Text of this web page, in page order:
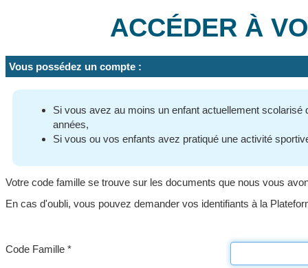
ACCÉDER À
Vous possédez un compte :
Si vous avez au moins un enfant actuellement
années,
Si vous ou vos enfants avez pratiqué une activité
Votre code famille se trouve sur les documents que nous vous
En cas d'oubli, vous pouvez demander vos identifiants à la
Code Famille *